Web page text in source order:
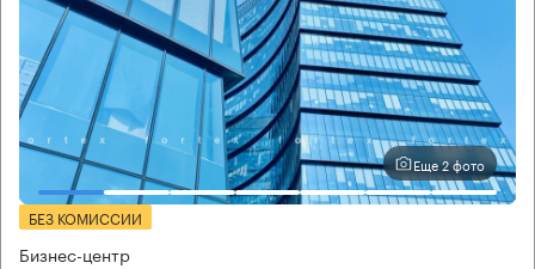
Еще 2 фото
БЕЗ КОМИССИИ
Бизнес-центр